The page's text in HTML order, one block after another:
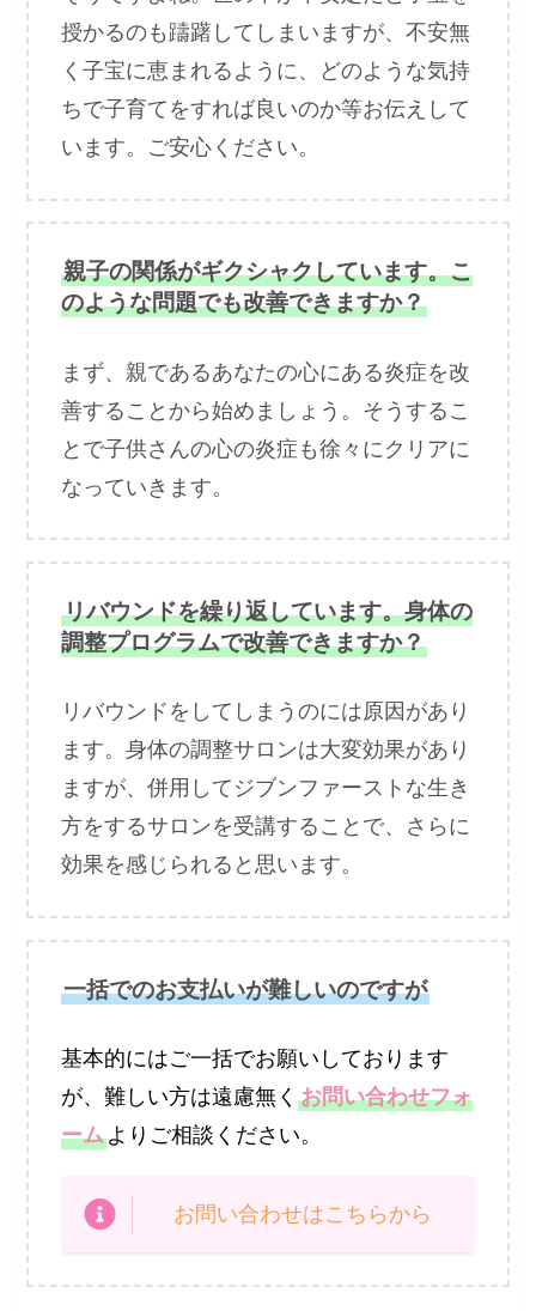
授かるのも躊躇してしまいますが、不安無
く子宝に恵まれるように、どのような気持
ちで子育てをすれば良いのか等お伝えして
います。ご安心ください。
親子の関係がギクシャクしています。こ
のような問題でも改善できますか？
まず、親であるあなたの心にある炎症を改
善することから始めましょう。そうするこ
とで子供さんの心の炎症も徐々にクリアに
なっていきます。
リバウンドを繰り返しています。身体の
調整プログラムで改善できますか？
リバウンドをしてしまうのには原因があり
ます。身体の調整サロンは大変効果があり
ますが、併用してジブンファーストな生き
方をするサロンを受講することで、さらに
効果を感じられると思います。
一括でのお支払いが難しいのですが
基本的にはご一括でお願いしております
が、難しい方は遠慮無くお問い合わせフォ
ームよりご相談ください。
お問い合わせはこちらから